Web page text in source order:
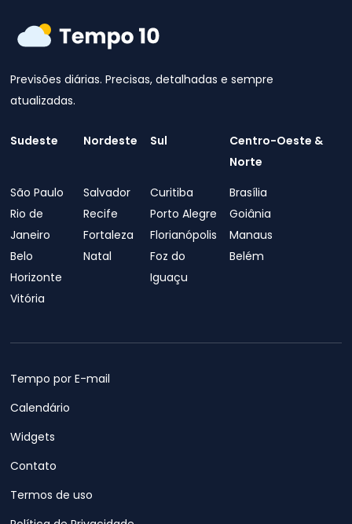
Previsões diárias. Precisas, detalhadas e sempre
atualizadas.
Sudeste
São Paulo
Rio de
Janeiro
Belo
Horizonte
Vitória
Nordeste
Salvador
Recife
Fortaleza
Natal
Sul
Curitiba
Porto Alegre
Florianópolis
Foz do
Iguaçu
Centro-Oeste &
Norte
Brasília
Goiânia
Manaus
Belém
Tempo por E-mail
Calendário
Widgets
Contato
Termos de uso